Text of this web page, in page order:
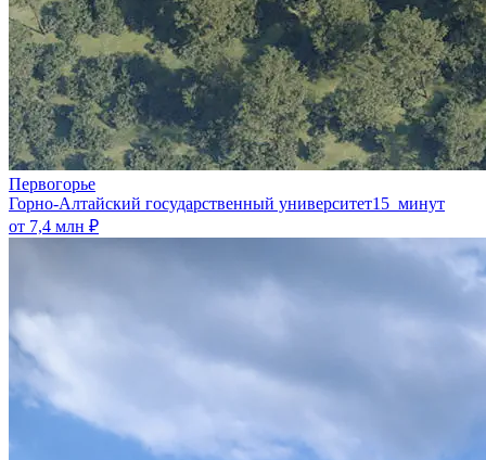
Первогорье
Горно-Алтайский государственный университет15 минут
от 7,4 млн ₽